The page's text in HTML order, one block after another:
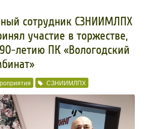
сотрудник СЗНИИМЛПХ
участие в торжестве,
летию ПК «Вологодский
СЗНИИМЛПХ